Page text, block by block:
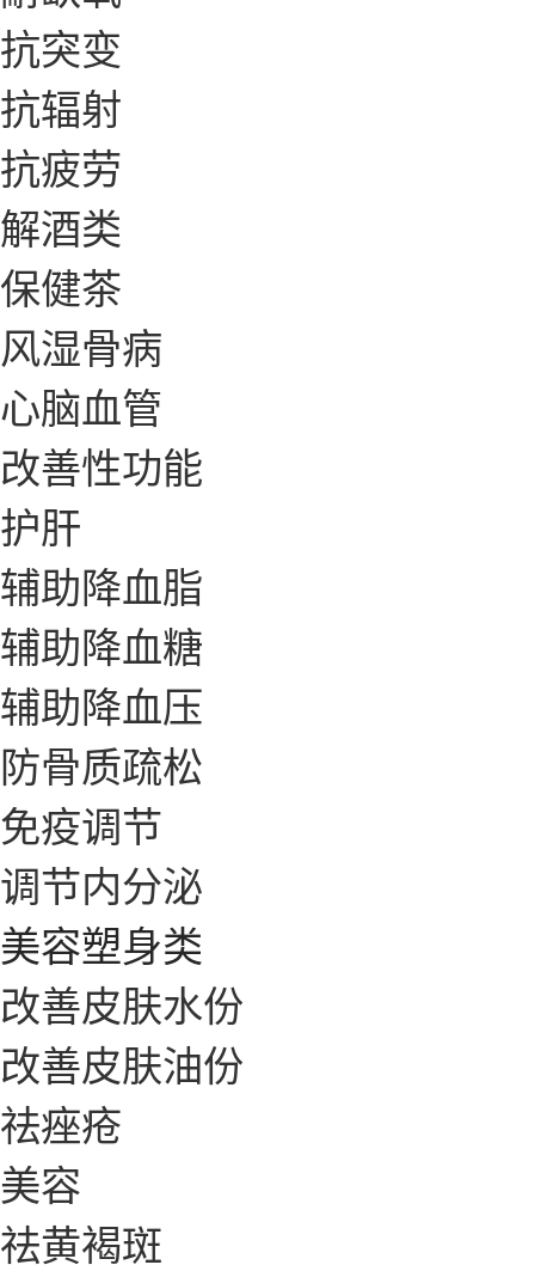
抗突变
抗辐射
抗疲劳
解酒类
保健茶
风湿骨病
心脑血管
改善性功能
护肝
辅助降血脂
辅助降血糖
辅助降血压
防骨质疏松
免疫调节
调节内分泌
美容塑身类
改善皮肤水份
改善皮肤油份
祛痤疮
美容
祛黄褐斑